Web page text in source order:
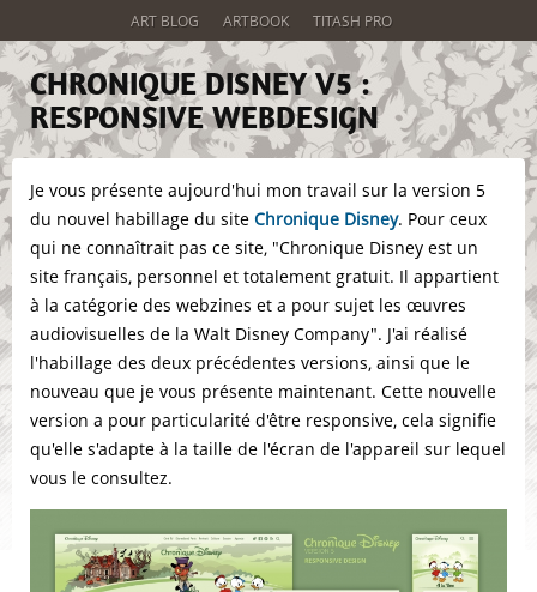
ART BLOG ARTBOOK TITASH PRO
CHRONIQUE DISNEY V5 :
RESPONSIVE WEBDESIGN
Je vous présente aujourd'hui mon travail sur la version 5
du nouvel habillage du site Chronique Disney. Pour ceux
qui ne connaîtrait pas ce site, "Chronique Disney est un
site français, personnel et totalement gratuit. Il appartient
à la catégorie des webzines et a pour sujet les œuvres
audiovisuelles de la Walt Disney Company". J'ai réalisé
l'habillage des deux précédentes versions, ainsi que le
nouveau que je vous présente maintenant. Cette nouvelle
version a pour particularité d'être responsive, cela signifie
qu'elle s'adapte à la taille de l'écran de l'appareil sur lequel
vous le consultez.